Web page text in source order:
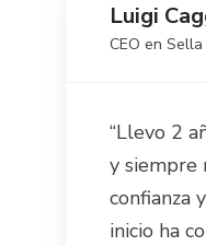
Luigi
CEO en
“Llevo 2
y siempre
confianza
inicio ha